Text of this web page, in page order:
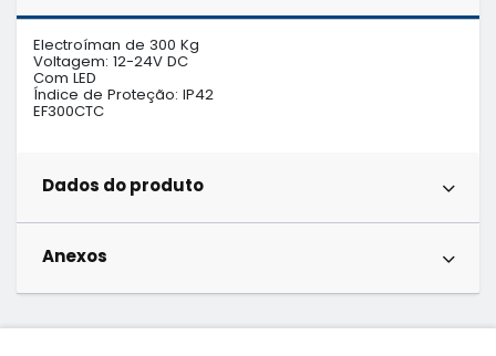
Electroíman de 300 Kg
Voltagem: 12-24V DC
Com LED
Índice de Proteção: IP42
EF300CTC
Dados do produto
Anexos